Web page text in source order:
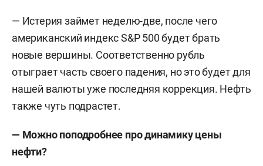
— Истерия займет неделю-две, после чего
американский индекс S&P 500 будет брать
новые вершины. Соответственно рубль
отыграет часть своего падения, но это будет для
нашей валюты уже последняя коррекция. Нефть
также чуть подрастет.
— Можно поподробнее про динамику цены
нефти?